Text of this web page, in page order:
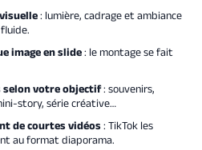
: lumière, cadrage et ambiance
image en slide: le montage se fait
selon votre objectif: souvenirs,
story, série créative…
de courtes vidéos : TikTok les
au format diaporama.